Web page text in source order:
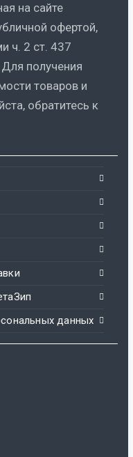
на сайте
офертой,
ч. 2 ст. 437
получения
товаров и
обратитесь к
данных